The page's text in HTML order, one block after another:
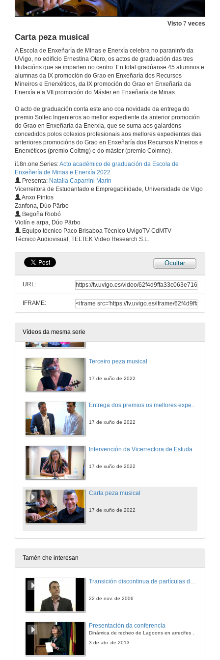
Visto 7 veces
Carta peza musical
A Escola de Enxeñaría de Minas e Enerxía celebra no paraninfo da
UVigo, no edificio Ernestina Otero, os actos de graduación das tres
titulacións que se imparten no centro. En total gradúanse 45 alumnos e
alumnas da IX promoción do Grao en Enxeñaría dos Recursos
Mineiros e Enerxéticos, da IX promoción do Grao en Enxeñaría da
Enerxía e a VII promoción do Máster en Enxeñaría de Minas.
O acto de graduación conta este ano coa novidade da entrega do
premio Soltec Ingenieros ao mellor expediente da anterior promoción
do Grao en Enxeñaría da Enerxía, que se suma aos galardóns
concedidos polos colexios profesionais aos mellores expedientes das
anteriores promocións do Grao en Enxeñaría dos Recursos Mineiros e
Enerxéticos (premio Coitmg) e do máster (premio Coimne).
i18n.one.Series:Acto académico de graduación da Escola de
Enxeñería de Minas e Enerxía 2022
Presenta: Natalia Caparrini Marín
Vicerreitora de Estudantado e Empregabilidade, Universidade de Vigo
Anxo Pintos
Zanfona, Dúo Pärbo
Begoña Riobó
Violín e arpa, Dúo Pärbo
Equipo técnico Paco Brisaboa TécnIco UvigoTV-CdMTV
Técnico Audiovisual, TELTEK Video Research S.L.
Ocultar
URL:
IFRAME:
Vídeos da mesma serie
Intervención dos representantes dos graos en Enxeñaría da Enerxía e Enxeñaría dos Recursos Mineiros e Enerxéticos
Vídeo do alumnado de grado
17 de xuño de 2022
17 de xuño de 2022
Segunda peza musical
Intervención da madriña do Máster Universitario en Enxeñaría de Minas
17 de xuño de 2022
Terceiro peza musical
17 de xuño de 2022
Entrega dos premios os mellores expedientes da VIII promoción dos graos en EE e ERME e do MUEM
17 de xuño de 2022
17 de xuño de 2022
Carta peza musical
17 de xuño de 2022
Tamén che interesan
Transición discontinua de partículas de microgel termosensible
22 de nov. de 2006
Presentación da conferencia
Dinámica de recheo de Lagoons en arrecifes de coral
3 de abr. de 2013